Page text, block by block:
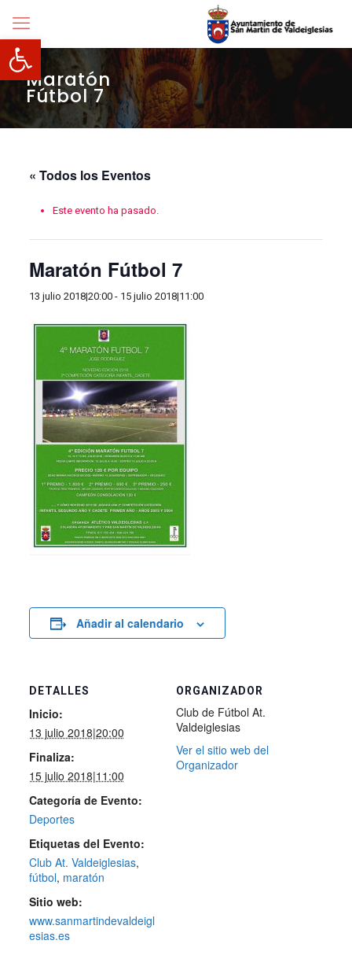
Abrir barra de herramientas
Maratón
Fútbol 7
« Todos los Eventos
Este evento ha pasado.
Maratón Fútbol 7
13 julio 2018|20:00- 15 julio 2018|11:00
Añadir al calendario
DETALLES
Inicio:
13 julio 2018|20:00
Finaliza:
15 julio 2018|11:00
Categoría de Evento:
Deportes
Etiquetas del Evento:
Club At. Valdeiglesias,
fútbol, maratón
Sitio web:
www.sanmartindevaldeigl
esias.es
ORGANIZADOR
Club de Fútbol At.
Valdeiglesias
Ver el sitio web del
Organizador